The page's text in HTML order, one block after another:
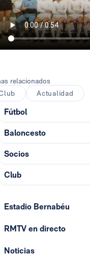
relacionados
Actualidad
Fútbol
Baloncesto
Socios
Club
Estadio Bernabéu
RMTV en directo
Noticias